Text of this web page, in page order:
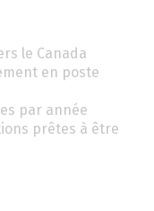
le Canada
en poste
par année
prêtes à être